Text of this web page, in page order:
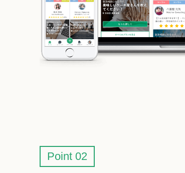
Point 02